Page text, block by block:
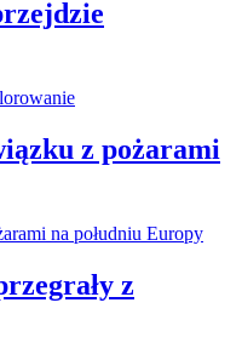
z pożarami
z